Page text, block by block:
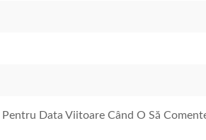
Data Viitoare Când O Să